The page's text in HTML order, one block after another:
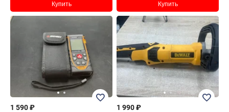
Купить Купить
1 590 ₽ 1 990 ₽